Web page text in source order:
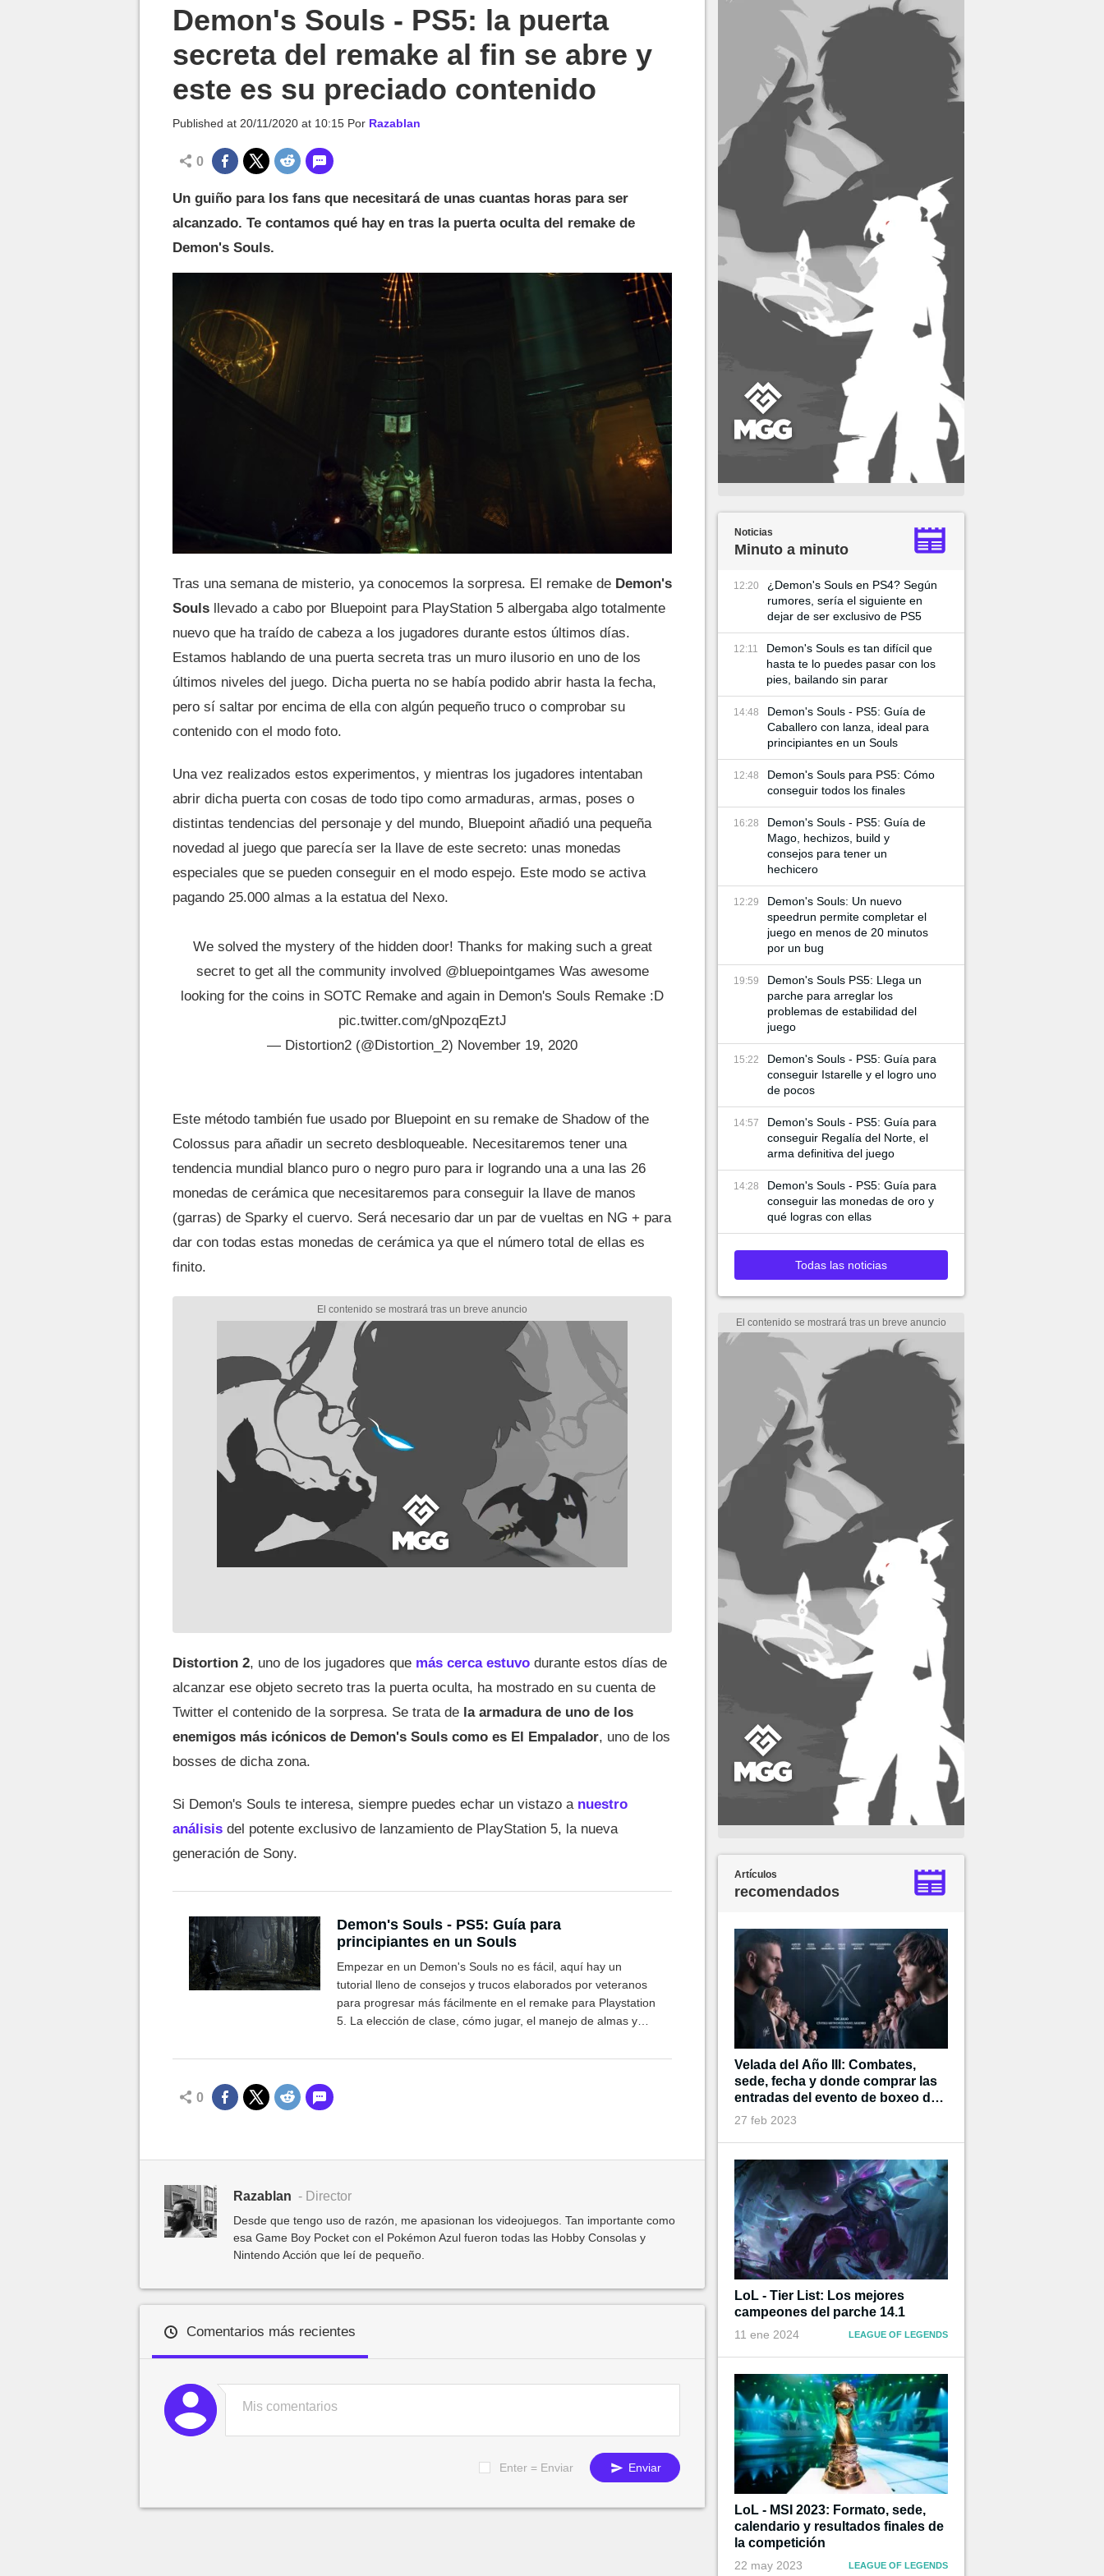
Demon's Souls - PS5: la puerta
secreta del remake al fin se abre y
este es su preciado contenido
Published at 20/11/2020 at 10:15 Por Razablan
0
Un guiño para los fans que necesitará de unas cuantas horas para ser
alcanzado. Te contamos qué hay en tras la puerta oculta del remake de
Demon's Souls.
Tras una semana de misterio, ya conocemos la sorpresa. El remake de Demon's
Souls llevado a cabo por Bluepoint para PlayStation 5 albergaba algo totalmente
nuevo que ha traído de cabeza a los jugadores durante estos últimos días.
Estamos hablando de una puerta secreta tras un muro ilusorio en uno de los
últimos niveles del juego. Dicha puerta no se había podido abrir hasta la fecha,
pero sí saltar por encima de ella con algún pequeño truco o comprobar su
contenido con el modo foto.
Una vez realizados estos experimentos, y mientras los jugadores intentaban
abrir dicha puerta con cosas de todo tipo como armaduras, armas, poses o
distintas tendencias del personaje y del mundo, Bluepoint añadió una pequeña
novedad al juego que parecía ser la llave de este secreto: unas monedas
especiales que se pueden conseguir en el modo espejo. Este modo se activa
pagando 25.000 almas a la estatua del Nexo.
We solved the mystery of the hidden door! Thanks for making such a great
secret to get all the community involved @bluepointgames Was awesome
looking for the coins in SOTC Remake and again in Demon's Souls Remake :D
pic.twitter.com/gNpozqEztJ
— Distortion2 (@Distortion_2) November 19, 2020
Este método también fue usado por Bluepoint en su remake de Shadow of the
Colossus para añadir un secreto desbloqueable. Necesitaremos tener una
tendencia mundial blanco puro o negro puro para ir logrando una a una las 26
monedas de cerámica que necesitaremos para conseguir la llave de manos
(garras) de Sparky el cuervo. Será necesario dar un par de vueltas en NG + para
dar con todas estas monedas de cerámica ya que el número total de ellas es
finito.
Distortion 2, uno de los jugadores que más cerca estuvo durante estos días de
alcanzar ese objeto secreto tras la puerta oculta, ha mostrado en su cuenta de
Twitter el contenido de la sorpresa. Se trata de la armadura de uno de los
enemigos más icónicos de Demon's Souls como es El Empalador, uno de los
bosses de dicha zona.
Si Demon's Souls te interesa, siempre puedes echar un vistazo a nuestro
análisis del potente exclusivo de lanzamiento de PlayStation 5, la nueva
generación de Sony.
Demon's Souls - PS5: Guía para
principiantes en un Souls
Empezar en un Demon's Souls no es fácil, aquí hay un
tutorial lleno de consejos y trucos elaborados por veteranos
para progresar más fácilmente en el remake para Playstation
5. La elección de clase, cómo jugar, el manejo de almas y
0
Razablan - Director
Desde que tengo uso de razón, me apasionan los videojuegos. Tan importante como
esa Game Boy Pocket con el Pokémon Azul fueron todas las Hobby Consolas y
Nintendo Acción que leí de pequeño.
Comentarios más recientes
Enter = Enviar Enviar
Noticias
Minuto a minuto
12:20
¿Demon's Souls en PS4? Según
rumores, sería el siguiente en
dejar de ser exclusivo de PS5
12:11
Demon's Souls es tan difícil que
hasta te lo puedes pasar con los
pies, bailando sin parar
14:48
Demon's Souls - PS5: Guía de
Caballero con lanza, ideal para
principiantes en un Souls
12:48
Demon's Souls para PS5: Cómo
conseguir todos los finales
16:28
Demon's Souls - PS5: Guía de
Mago, hechizos, build y
consejos para tener un
hechicero
12:29
Demon's Souls: Un nuevo
speedrun permite completar el
juego en menos de 20 minutos
por un bug
19:59
Demon's Souls PS5: Llega un
parche para arreglar los
problemas de estabilidad del
juego
15:22
Demon's Souls - PS5: Guía para
conseguir Istarelle y el logro uno
de pocos
14:57
Demon's Souls - PS5: Guía para
conseguir Regalía del Norte, el
arma definitiva del juego
14:28
Demon's Souls - PS5: Guía para
conseguir las monedas de oro y
qué logras con ellas
Todas las noticias
Artículos
recomendados
Velada del Año III: Combates,
sede, fecha y donde comprar las
entradas del evento de boxeo de
Ibai
27 feb 2023
LoL - Tier List: Los mejores
campeones del parche 14.1
11 ene 2024 LEAGUE OF LEGENDS
LoL - MSI 2023: Formato, sede,
calendario y resultados finales de
la competición
22 may 2023 LEAGUE OF LEGENDS